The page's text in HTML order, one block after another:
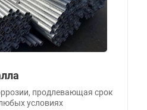
продлевающая срок
условиях